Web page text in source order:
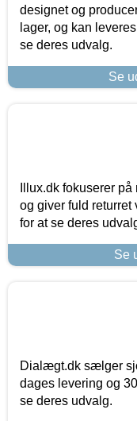
designet og
lager, og kan
se deres udvalg.
Se
Illux.dk fokuserer
og giver fuld
for at se deres
Se
Dialægt.dk sælger
dages levering og
se deres udvalg.